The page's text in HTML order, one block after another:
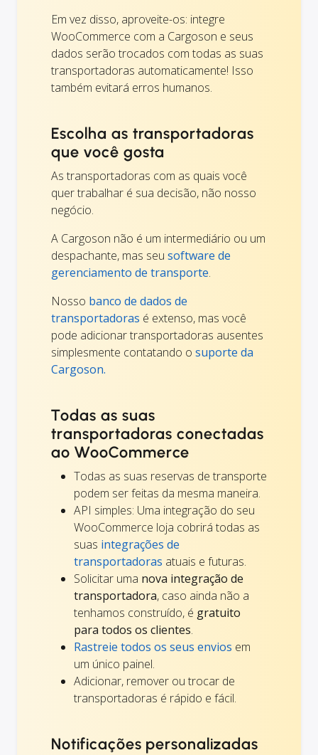
Em vez disso, aproveite-os: integre
WooCommerce com a Cargoson e seus
dados serão trocados com todas as suas
transportadoras automaticamente! Isso
também evitará erros humanos.
Escolha as transportadoras
que você gosta
As transportadoras com as quais você
quer trabalhar é sua decisão, não nosso
negócio.
A Cargoson não é um intermediário ou um
despachante, mas seu software de
gerenciamento de transporte.
Nosso banco de dados de
transportadoras é extenso, mas você
pode adicionar transportadoras ausentes
simplesmente contatando o suporte da
Cargoson.
Todas as suas
transportadoras conectadas
ao WooCommerce
Todas as suas reservas de transporte
podem ser feitas da mesma maneira.
API simples: Uma integração do seu
WooCommerce loja cobrirá todas as
suas integrações de
transportadoras atuais e futuras.
Solicitar uma nova integração de
transportadora, caso ainda não a
tenhamos construído, é gratuito
para todos os clientes.
Rastreie todos os seus envios em
um único painel.
Adicionar, remover ou trocar de
transportadoras é rápido e fácil.
Notificações personalizadas